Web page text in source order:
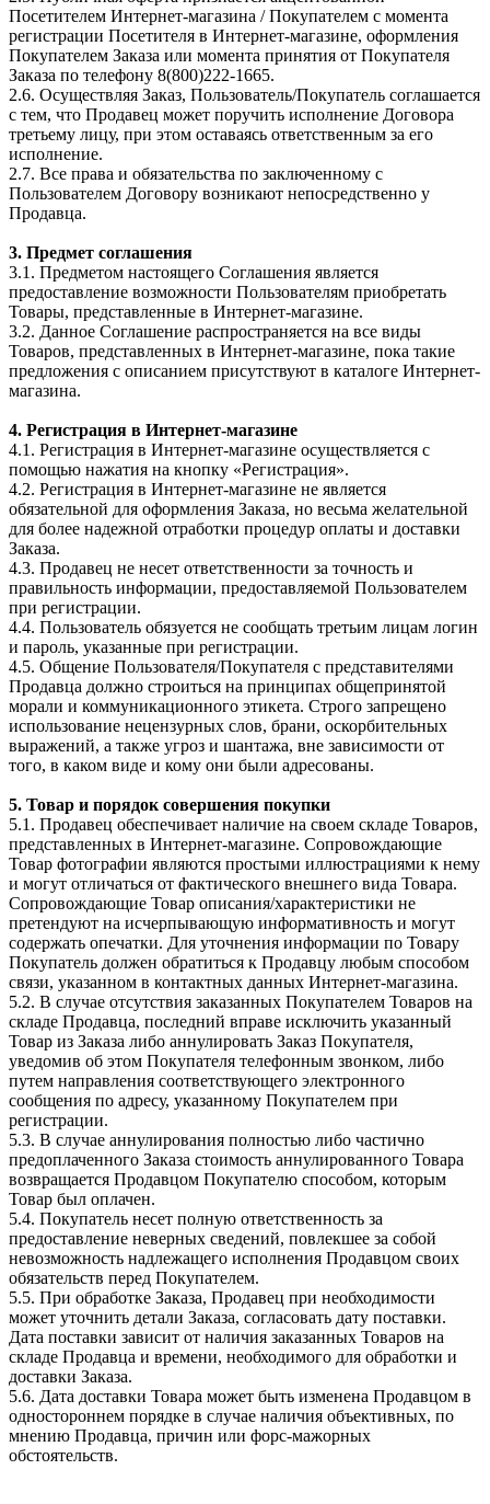
Посетителем Интернет-магазина / Покупателем с момента
регистрации Посетителя в Интернет-магазине, оформления
Покупателем Заказа или момента принятия от Покупателя
Заказа по телефону 8(800)222-1665.
2.6. Осуществляя Заказ, Пользователь/Покупатель соглашается
с тем, что Продавец может поручить исполнение Договора
третьему лицу, при этом оставаясь ответственным за его
исполнение.
2.7. Все права и обязательства по заключенному с
Пользователем Договору возникают непосредственно у
Продавца.
3. Предмет соглашения
3.1. Предметом настоящего Соглашения является
предоставление возможности Пользователям приобретать
Товары, представленные в Интернет-магазине.
3.2. Данное Соглашение распространяется на все виды
Товаров, представленных в Интернет-магазине, пока такие
предложения с описанием присутствуют в каталоге Интернет-
магазина.
4. Регистрация в Интернет-магазине
4.1. Регистрация в Интернет-магазине осуществляется с
помощью нажатия на кнопку «Регистрация».
4.2. Регистрация в Интернет-магазине не является
обязательной для оформления Заказа, но весьма желательной
для более надежной отработки процедур оплаты и доставки
Заказа.
4.3. Продавец не несет ответственности за точность и
правильность информации, предоставляемой Пользователем
при регистрации.
4.4. Пользователь обязуется не сообщать третьим лицам логин
и пароль, указанные при регистрации.
4.5. Общение Пользователя/Покупателя с представителями
Продавца должно строиться на принципах общепринятой
морали и коммуникационного этикета. Строго запрещено
использование нецензурных слов, брани, оскорбительных
выражений, а также угроз и шантажа, вне зависимости от
того, в каком виде и кому они были адресованы.
5. Товар и порядок совершения покупки
5.1. Продавец обеспечивает наличие на своем складе Товаров,
представленных в Интернет-магазине. Сопровождающие
Товар фотографии являются простыми иллюстрациями к нему
и могут отличаться от фактического внешнего вида Товара.
Сопровождающие Товар описания/характеристики не
претендуют на исчерпывающую информативность и могут
содержать опечатки. Для уточнения информации по Товару
Покупатель должен обратиться к Продавцу любым способом
связи, указанном в контактных данных Интернет-магазина.
5.2. В случае отсутствия заказанных Покупателем Товаров на
складе Продавца, последний вправе исключить указанный
Товар из Заказа либо аннулировать Заказ Покупателя,
уведомив об этом Покупателя телефонным звонком, либо
путем направления соответствующего электронного
сообщения по адресу, указанному Покупателем при
регистрации.
5.3. В случае аннулирования полностью либо частично
предоплаченного Заказа стоимость аннулированного Товара
возвращается Продавцом Покупателю способом, которым
Товар был оплачен.
5.4. Покупатель несет полную ответственность за
предоставление неверных сведений, повлекшее за собой
невозможность надлежащего исполнения Продавцом своих
обязательств перед Покупателем.
5.5. При обработке Заказа, Продавец при необходимости
может уточнить детали Заказа, согласовать дату поставки.
Дата поставки зависит от наличия заказанных Товаров на
складе Продавца и времени, необходимого для обработки и
доставки Заказа.
5.6. Дата доставки Товара может быть изменена Продавцом в
одностороннем порядке в случае наличия объективных, по
мнению Продавца, причин или форс-мажорных
обстоятельств.